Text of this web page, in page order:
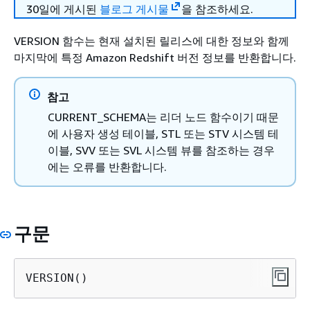
30일에 게시된 블로그 게시물 을 참조하세요.
VERSION 함수는 현재 설치된 릴리스에 대한 정보와 함께
마지막에 특정 Amazon Redshift 버전 정보를 반환합니다.
참고
CURRENT_SCHEMA는 리더 노드 함수이기 때문
에 사용자 생성 테이블, STL 또는 STV 시스템 테
이블, SVV 또는 SVL 시스템 뷰를 참조하는 경우
에는 오류를 반환합니다.
구문
VERSION()